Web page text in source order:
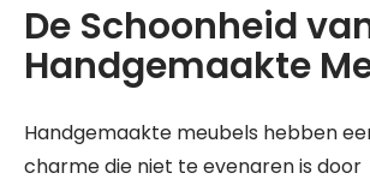
De Schoonheid
Handgemaakte
Handgemaakte meubels hebben
charme die niet te evenaren is door